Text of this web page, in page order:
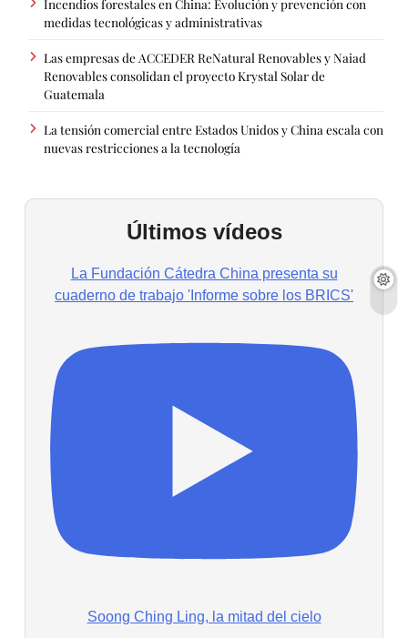
Incendios forestales en China: Evolución y prevención con
medidas tecnológicas y administrativas
Las empresas de ACCEDER ReNatural Renovables y Naiad
Renovables consolidan el proyecto Krystal Solar de
Guatemala
La tensión comercial entre Estados Unidos y China escala con
nuevas restricciones a la tecnología
Últimos vídeos
La Fundación Cátedra China presenta su
cuaderno de trabajo 'Informe sobre los BRICS'
Soong Ching Ling, la mitad del cielo